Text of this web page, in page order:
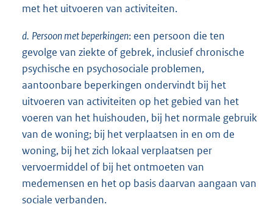
met het uitvoeren van activiteiten.
d. Persoon met beperkingen: een persoon die ten
gevolge van ziekte of gebrek, inclusief chronische
psychische en psychosociale problemen,
aantoonbare beperkingen ondervindt bij het
uitvoeren van activiteiten op het gebied van het
voeren van het huishouden, bij het normale gebruik
van de woning; bij het verplaatsen in en om de
woning, bij het zich lokaal verplaatsen per
vervoermiddel of bij het ontmoeten van
medemensen en het op basis daarvan aangaan van
sociale verbanden.